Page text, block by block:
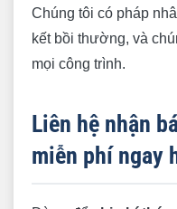
Chúng tôi có pháp
kết bồi thường, và
mọi công trình.
Liên hệ nhận
miễn phí ngay